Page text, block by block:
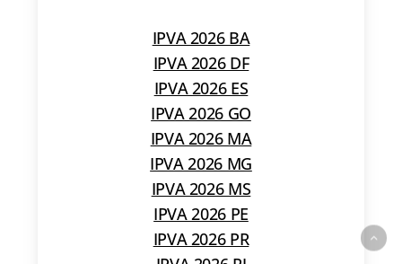
IPVA 2026 BA
IPVA 2026 DF
IPVA 2026 ES
IPVA 2026 GO
IPVA 2026 MA
IPVA 2026 MG
IPVA 2026 MS
IPVA 2026 PE
IPVA 2026 PR